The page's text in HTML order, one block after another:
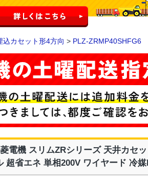
込カセット形4方向 > PLZ-ZRMP40SHFG6
電機 スリムZRシリーズ 天井カセ
超省エネ 単相200V ワイヤード 冷